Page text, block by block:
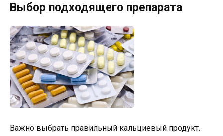
Выбор подходящего препарата
Важно выбрать правильный кальциевый продукт.